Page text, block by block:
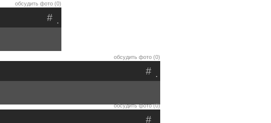
обсудить фото (0)
.
#
обсудить фото (0)
.
#
обсудить фото (0)
#